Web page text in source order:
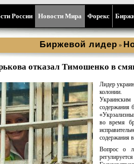
России Новости Мира Форекс
Биржевой лидер »
отказал Тимошенко в
Лидер
колонии.
Украинским
содержания
во время
содержания
Вопрос о